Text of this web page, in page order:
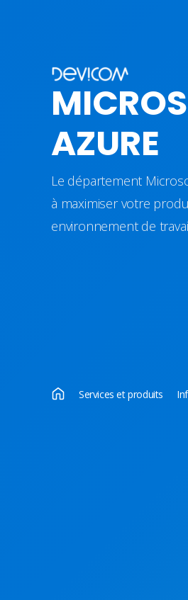
AZURE
Le département
à maximiser votre
environnement de
Services et produits